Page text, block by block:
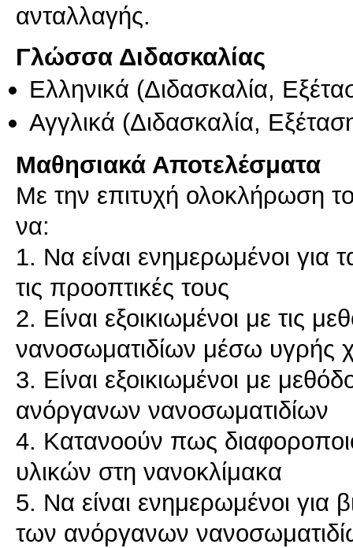
ανταλλαγής.
Γλώσσα Διδασκαλίας
Ελληνικά (Διδασκαλία,
Αγγλικά (Διδασκαλία,
Μαθησιακά Αποτελέσματα
Με την επιτυχή ολοκλήρωση
να:
1. Να είναι ενημερωμένοι για
τις προοπτικές τους
2. Είναι εξοικιωμένοι με τις
νανοσωματιδίων μέσω υγρής
3. Είναι εξοικιωμένοι με
ανόργανων νανοσωματιδίων
4. Κατανοούν πως
υλικών στη νανοκλίμακα
5. Να είναι ενημερωμένοι για
των ανόργανων